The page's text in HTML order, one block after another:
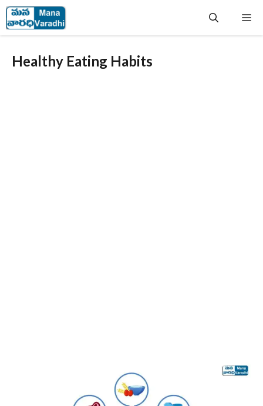
Skip
to
content
Healthy Eating Habits